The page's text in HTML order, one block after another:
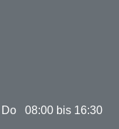
08:00 bis 16:30